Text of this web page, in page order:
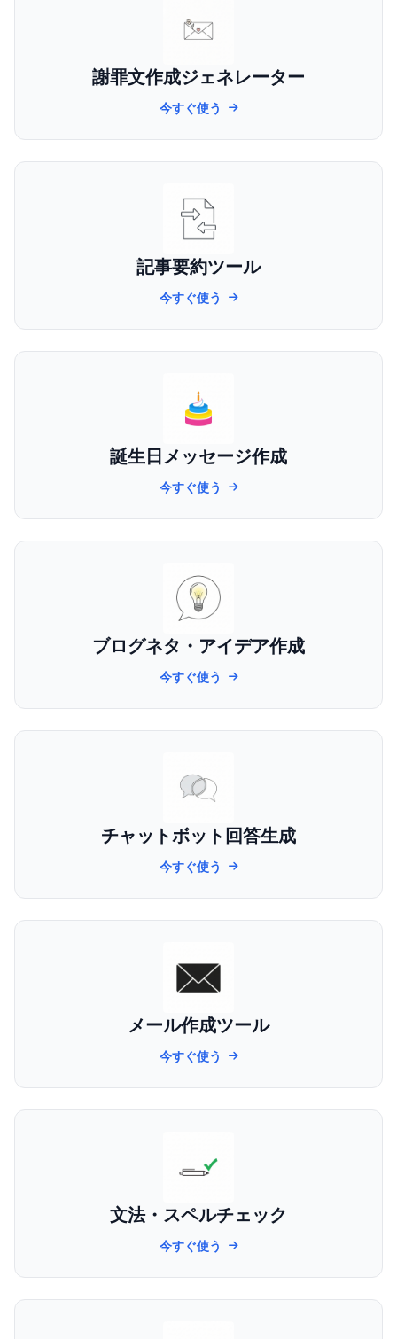
謝罪文作成ジェネレーター
今すぐ使う
記事要約ツール
今すぐ使う
誕生日メッセージ作成
今すぐ使う
ブログネタ・アイデア作成
今すぐ使う
チャットボット回答生成
今すぐ使う
メール作成ツール
今すぐ使う
文法・スペルチェック
今すぐ使う